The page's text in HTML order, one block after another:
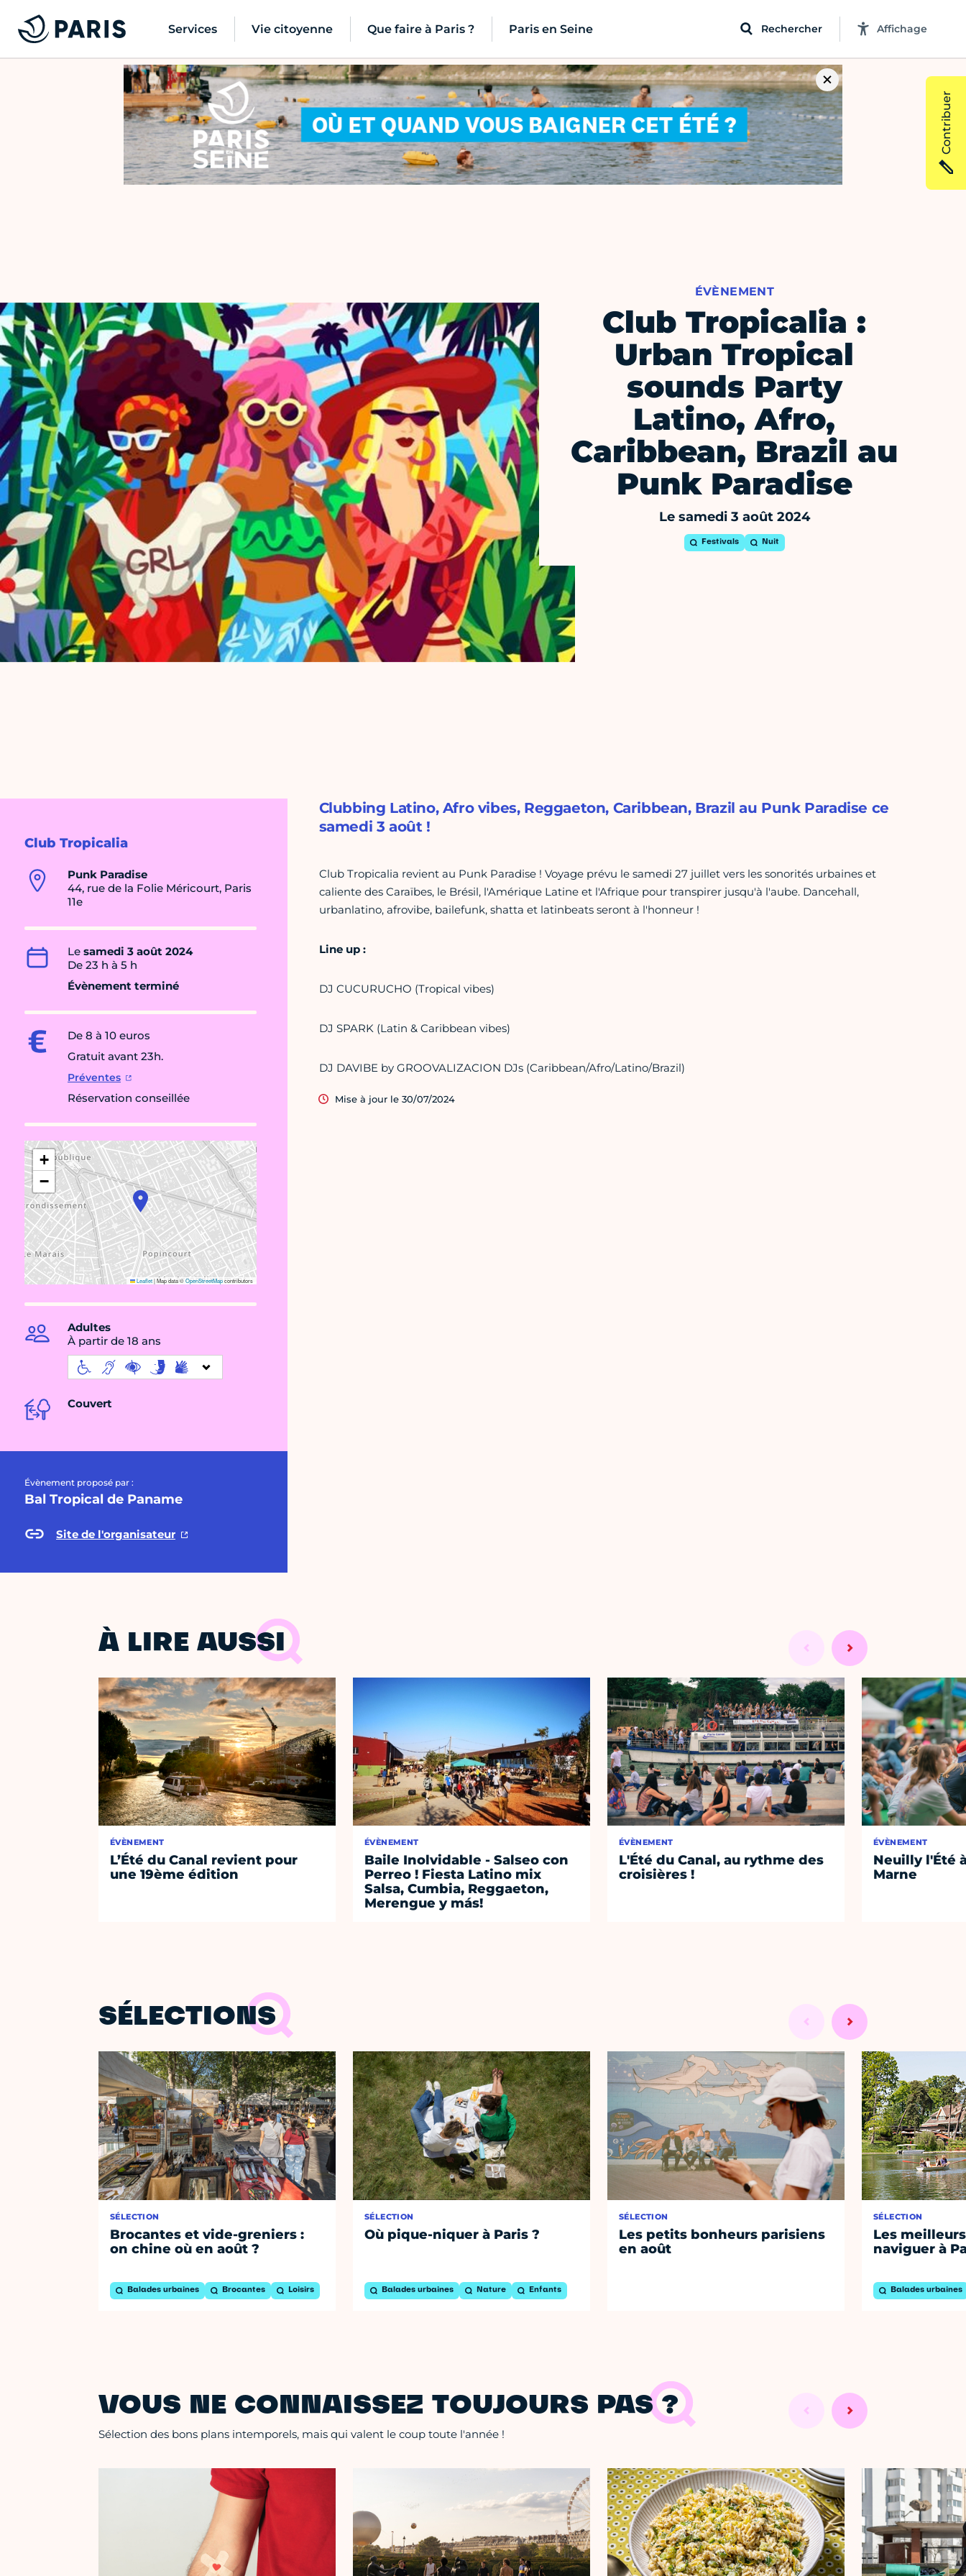
Services Vie citoyenne Que faire à Paris ? Paris en Seine Rechercher Affichage
ÉVÈNEMENT
Club Tropicalia :
Urban Tropical
sounds Party
Latino, Afro,
Caribbean, Brazil au
Punk Paradise
Le samedi 3 août 2024
Festivals Nuit
Club Tropicalia
Punk Paradise
44, rue de la Folie Méricourt, Paris
11e
Le samedi 3 août 2024
De 23 h à 5 h
Évènement terminé
De 8 à 10 euros
Gratuit avant 23h.
Préventes
Réservation conseillée
+
−
Leaflet|Map data ©OpenStreetMapcontributors
Adultes
À partir de 18 ans
Couvert
Évènement proposé par :
Bal Tropical de Paname
Site de l'organisateur
Clubbing Latino, Afro vibes, Reggaeton, Caribbean, Brazil au Punk Paradise ce
samedi 3 août !
Club Tropicalia revient au Punk Paradise ! Voyage prévu le samedi 27 juillet vers les sonorités urbaines et
caliente des Caraïbes, le Brésil, l'Amérique Latine et l'Afrique pour transpirer jusqu'à l'aube. Dancehall,
urbanlatino, afrovibe, bailefunk, shatta et latinbeats seront à l'honneur !
Line up :
DJ CUCURUCHO (Tropical vibes)
DJ SPARK (Latin & Caribbean vibes)
DJ DAVIBE by GROOVALIZACION DJs (Caribbean/Afro/Latino/Brazil)
Mise à jour le 30/07/2024
À LIRE AUSSI
ÉVÈNEMENT
L’Été du Canal revient pour
une 19ème édition
ÉVÈNEMENT
Baile Inolvidable - Salseo con
Perreo ! Fiesta Latino mix
Salsa, Cumbia, Reggaeton,
Merengue y más!
ÉVÈNEMENT
L'Été du Canal, au rythme des
croisières !
ÉVÈNEMENT
Neuilly l'Été
Marne
SÉLECTIONS
SÉLECTION
Brocantes et vide-greniers :
on chine où en août ?
Balades urbaines Brocantes Loisirs
SÉLECTION
Où pique-niquer à Paris ?
Balades urbaines Nature Enfants
SÉLECTION
Les petits bonheurs parisiens
en août
SÉLECTION
Les
naviguer à
Balades urbaines
VOUS NE CONNAISSEZ TOUJOURS PAS ?
Sélection des bons plans intemporels, mais qui valent le coup toute l'année !
Contribuer